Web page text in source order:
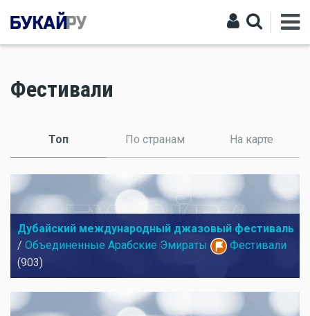
Фестивали
Топ (активная вкладка)
По странам На карте
Дубайский международный джазовый фестиваль
/ Объединенные Арабские Эмираты
Фестивали
(903)